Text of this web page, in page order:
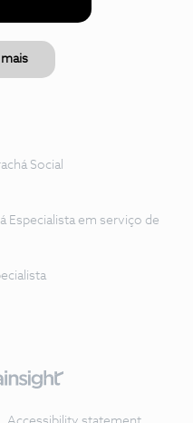
Social
Especialista em serviço de